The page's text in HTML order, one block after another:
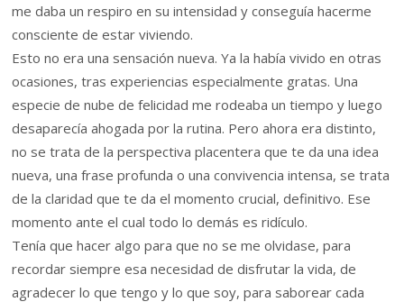
me daba un respiro en su intensidad y conseguía hacerme
consciente de estar viviendo.
Esto no era una sensación nueva. Ya la había vivido en otras
ocasiones, tras experiencias especialmente gratas. Una
especie de nube de felicidad me rodeaba un tiempo y luego
desaparecía ahogada por la rutina. Pero ahora era distinto,
no se trata de la perspectiva placentera que te da una idea
nueva, una frase profunda o una convivencia intensa, se trata
de la claridad que te da el momento crucial, definitivo. Ese
momento ante el cual todo lo demás es ridículo.
Tenía que hacer algo para que no se me olvidase, para
recordar siempre esa necesidad de disfrutar la vida, de
agradecer lo que tengo y lo que soy, para saborear cada